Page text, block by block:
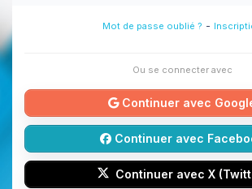
Mot de passe oublié ? -
Ou se connecter avec
Continuer avec
Continuer avec
Continuer avec X